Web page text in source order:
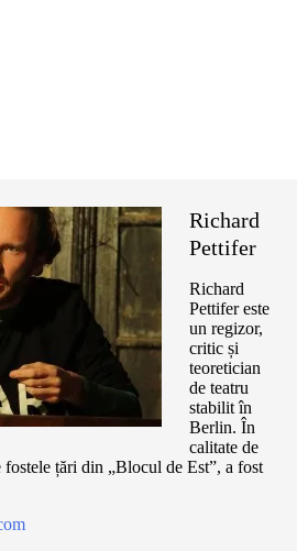
Richard
Pettifer
Richard
Pettifer este
un regizor,
critic și
teoretician
de teatru
stabilit în
Berlin. În
calitate de
fostele țări din „Blocul de Est”, a fost